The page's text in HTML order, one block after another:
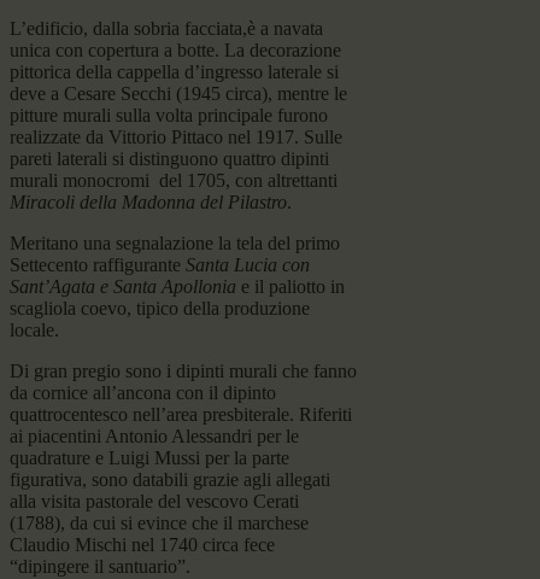
L’edificio, dalla sobria facciata,è a navata
unica con copertura a botte. La decorazione
pittorica della cappella d’ingresso laterale si
deve a Cesare Secchi (1945 circa), mentre le
pitture murali sulla volta principale furono
realizzate da Vittorio Pittaco nel 1917. Sulle
pareti laterali si distinguono quattro dipinti
murali monocromi del 1705, con altrettanti
Miracoli della Madonna del Pilastro.
Meritano una segnalazione la tela del primo
Settecento raffigurante Santa Lucia con
Sant’Agata e Santa Apollonia e il paliotto in
scagliola coevo, tipico della produzione
locale.
Di gran pregio sono i dipinti murali che fanno
da cornice all’ancona con il dipinto
quattrocentesco nell’area presbiterale. Riferiti
ai piacentini Antonio Alessandri per le
quadrature e Luigi Mussi per la parte
figurativa, sono databili grazie agli allegati
alla visita pastorale del vescovo Cerati
(1788), da cui si evince che il marchese
Claudio Mischi nel 1740 circa fece
“dipingere il santuario”.